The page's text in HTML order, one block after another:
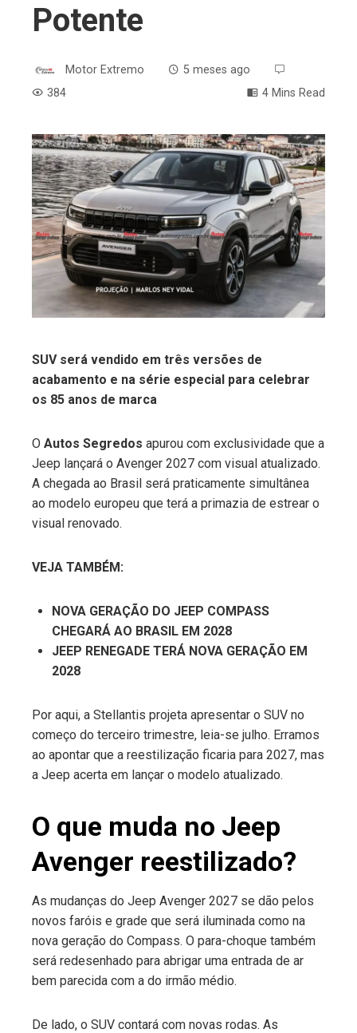
Potente
Motor Extremo
5 meses ago
384
4 Mins Read
SUV será vendido em três versões de
acabamento e na série especial para celebrar
os 85 anos de marca
O Autos Segredos apurou com exclusividade que a
Jeep lançará o Avenger 2027 com visual atualizado.
A chegada ao Brasil será praticamente simultânea
ao modelo europeu que terá a primazia de estrear o
visual renovado.
VEJA TAMBÉM:
NOVA GERAÇÃO DO JEEP COMPASS
CHEGARÁ AO BRASIL EM 2028
JEEP RENEGADE TERÁ NOVA GERAÇÃO EM
2028
Por aqui, a Stellantis projeta apresentar o SUV no
começo do terceiro trimestre, leia-se julho. Erramos
ao apontar que a reestilização ficaria para 2027, mas
a Jeep acerta em lançar o modelo atualizado.
O que muda no Jeep
Avenger reestilizado?
As mudanças do Jeep Avenger 2027 se dão pelos
novos faróis e grade que será iluminada como na
nova geração do Compass. O para-choque também
será redesenhado para abrigar uma entrada de ar
bem parecida com a do irmão médio.
De lado, o SUV contará com novas rodas. As